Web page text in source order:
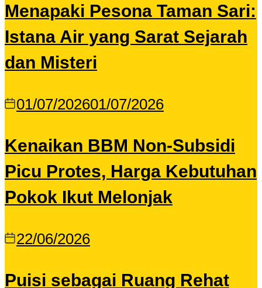
Menapaki Pesona Taman Sari:
Istana Air yang Sarat Sejarah
dan Misteri
01/07/202601/07/2026
Kenaikan BBM Non-Subsidi
Picu Protes, Harga Kebutuhan
Pokok Ikut Melonjak
22/06/2026
Puisi sebagai Ruang Rehat